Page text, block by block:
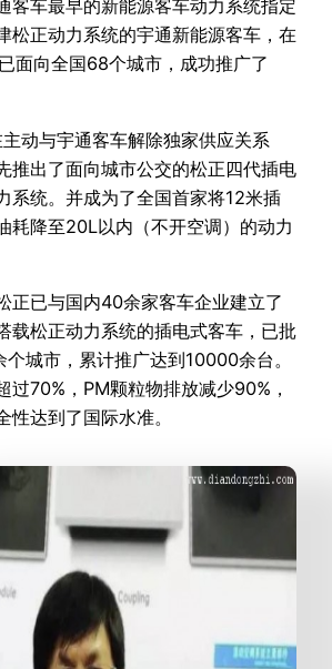
客车最早的新能源客车动力系统指定
松正动力系统的宇通新能源客车，在
面向全国68个城市，成功推广了
动与宇通客车解除独家供应关系
推出了面向城市公交的松正四代插电
系统。并成为了全国首家将12米插
耗降至20L以内（不开空调）的动力
正已与国内40余家客车企业建立了
载松正动力系统的插电式客车，已批
城市，累计推广达到10000余台。
过70%，PM颗粒物排放减少90%，
性达到了国际水准。